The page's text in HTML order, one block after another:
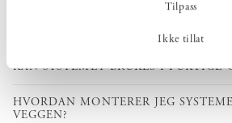
Tilpass
Ikke tillat
OPPBEVARINGSSYSTEMET MITT?
KAN SYSTEMET BRUKES I FUKTIGE
HVORDAN MONTERER JEG
VEGGEN?